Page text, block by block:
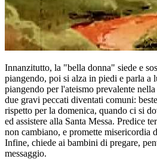
Innanzitutto, la "bella donna" siede e
piangendo, poi si alza in piedi e parla a
piangendo per l'ateismo prevalente
due gravi peccati diventati comuni:
rispetto per la domenica, quando ci si
ed assistere alla Santa Messa. Predice
non cambiano, e promette misericordia
Infine, chiede ai bambini di pregare,
messaggio.